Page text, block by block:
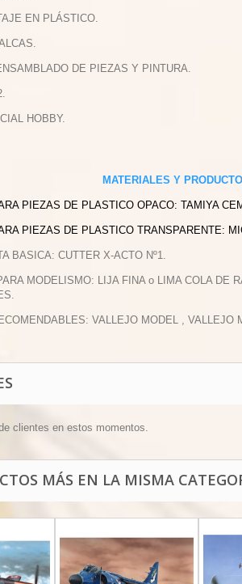
EN PLÁSTICO.
DE PIEZAS Y PINTURA.
HOBBY.
MATERIALES Y
PIEZAS DE PLASTICO OPACO: TAMIYA
PIEZAS DE PLASTICO TRANSPARENTE:
BASICA: CUTTER X-ACTO Nº1.
MODELISMO: LIJA FINA o LIMA COLA DE
VALLEJO MODEL , VALLEJO
clientes en estos momentos.
MÁS EN LA MISMA